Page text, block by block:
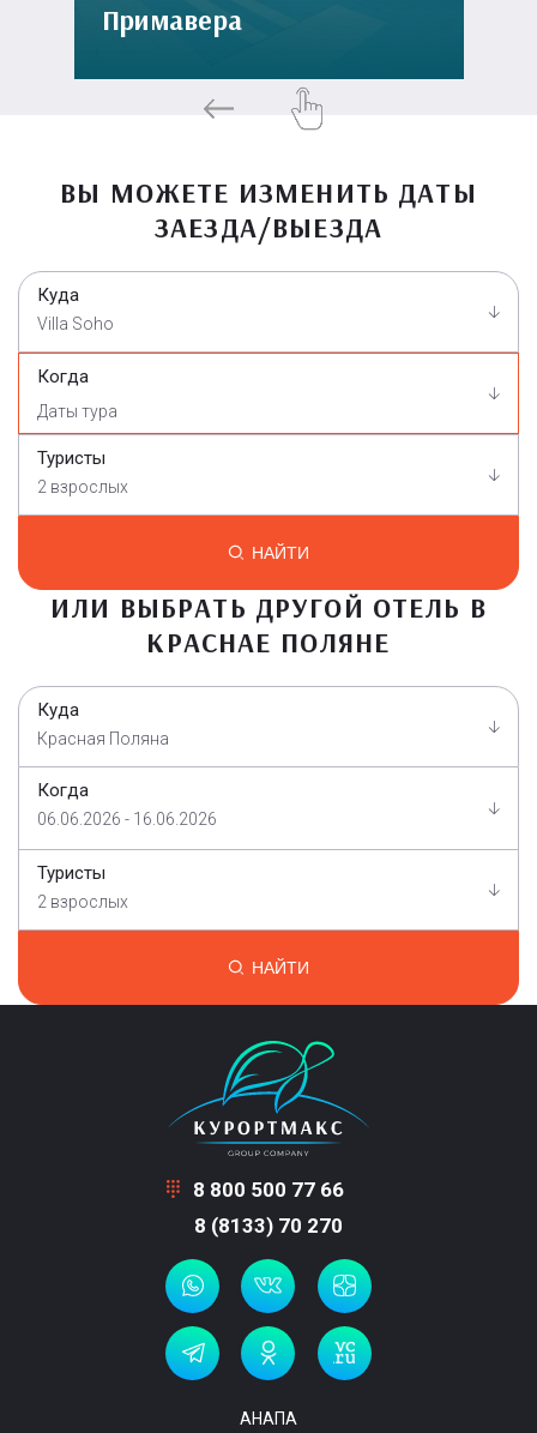
Примавера
ВЫ МОЖЕТЕ ИЗМЕНИТЬ ДАТЫ
ЗАЕЗДА/ВЫЕЗДА
Куда
Villa Soho
Когда
Туристы
2 взрослых
НАЙТИ
ИЛИ ВЫБРАТЬ ДРУГОЙ ОТЕЛЬ В
КРАСНАЕ ПОЛЯНЕ
Куда
Красная Поляна
Когда
06.06.2026 - 16.06.2026
Туристы
2 взрослых
НАЙТИ
8 800 500 77 66
8 (8133) 70 270
АНАПА